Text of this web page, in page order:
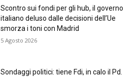
Scontro sui fondi per gli hub, il governo
italiano deluso dalle decisioni dell’Ue
smorza i toni con Madrid
5 Agosto 2026
Sondaggi politici: tiene Fdi, in calo il Pd.